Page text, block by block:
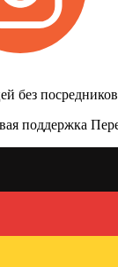
без посредников
поддержка